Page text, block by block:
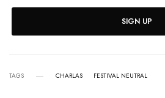
SIGN UP
TAGS CHARLAS FESTIVAL NEUTRAL